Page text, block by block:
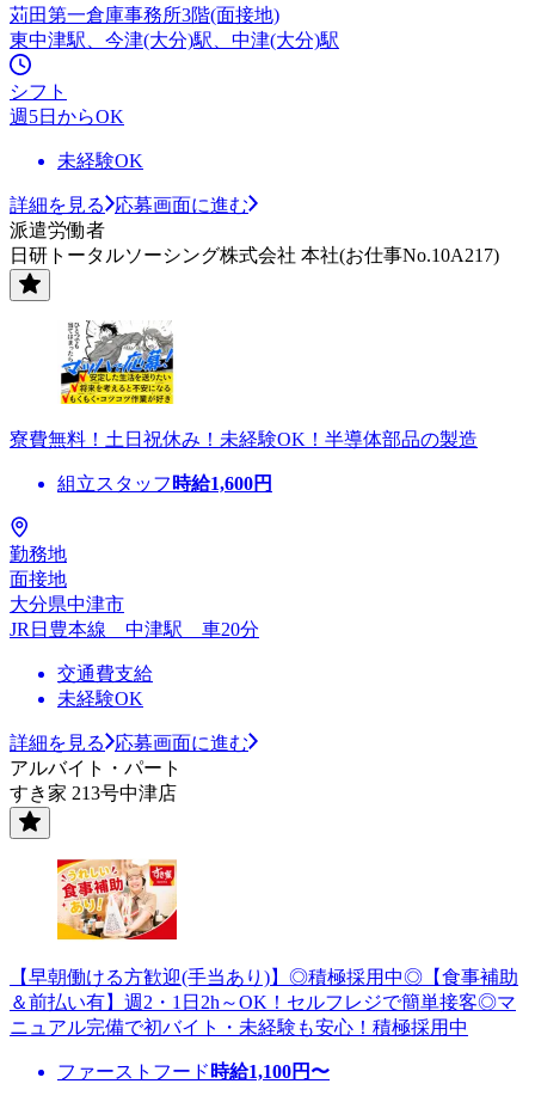
苅田第一倉庫事務所3階(面接地)
東中津駅、今津(大分)駅、中津(大分)駅
シフト
週5日からOK
未経験OK
詳細を見る
応募画面に進む
派遣労働者
日研トータルソーシング株式会社 本社(お仕事No.10A217)
寮費無料！土日祝休み！未経験OK！半導体部品の製造
組立スタッフ 時給1,600円
勤務地
面接地
大分県中津市
JR日豊本線 中津駅 車20分
交通費支給
未経験OK
詳細を見る
応募画面に進む
アルバイト・パート
すき家 213号中津店
【早朝働ける方歓迎(手当あり)】◎積極採用中◎【食事補助
＆前払い有】週2・1日2h～OK！セルフレジで簡単接客◎マ
ニュアル完備で初バイト・未経験も安心！積極採用中
ファーストフード 時給1,100円〜